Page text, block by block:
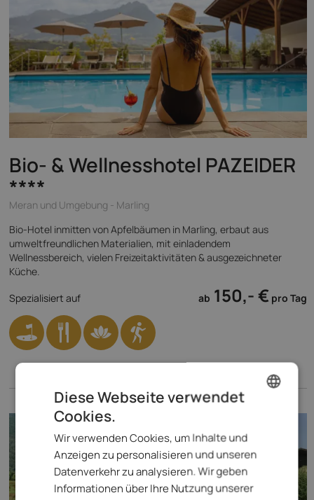
Bio- & Wellnesshotel PAZEIDER
****
Meran und Umgebung - Marling
Bio-Hotel inmitten von Apfelbäumen in Marling, erbaut aus
umweltfreundlichen Materialien, mit einladendem
Wellnessbereich, vielen Freizeitaktivitäten & ausgezeichneter
Küche.
Spezialisiert auf
ab 150,- € pro Tag
ITALIAN
Diese Webseite verwendet
Cookies.
Wir verwenden Cookies, um Inhalte und
Anzeigen zu personalisieren und unseren
Datenverkehr zu analysieren. Wir geben
Informationen über Ihre Nutzung unserer